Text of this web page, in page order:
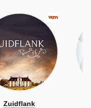
Zuidflank